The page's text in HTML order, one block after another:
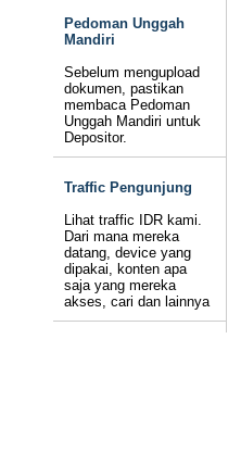
Pedoman Unggah
Mandiri
Sebelum mengupload
dokumen, pastikan
membaca Pedoman
Unggah Mandiri untuk
Depositor.
Traffic Pengunjung
Lihat traffic IDR kami.
Dari mana mereka
datang, device yang
dipakai, konten apa
saja yang mereka
akses, cari dan lainnya